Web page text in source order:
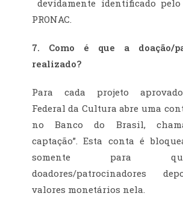
devidamente identificado
PRONAC.
7. Como é que a doação/
realizado?
Para cada projeto
Federal da Cultura abre uma
no Banco do Brasil,
captação”. Esta conta é
somente para
doadores/patrocinadores
valores monetários nela.